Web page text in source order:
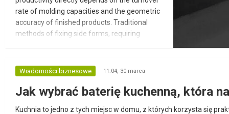
rate of molding capacities and the geometric
accuracy of finished products. Traditional
methods of fixing side forms, requiring
production cycles. High-tech magnetic
formwork systems from TDM Engineering Oy
offer a fundamentally different approach t...
Wiadomości biznesowe 11:04, 30 marca
Jak wybrać baterię kuchenną, która
Kuchnia to jedno z tych miejsc w domu, z których korzysta się